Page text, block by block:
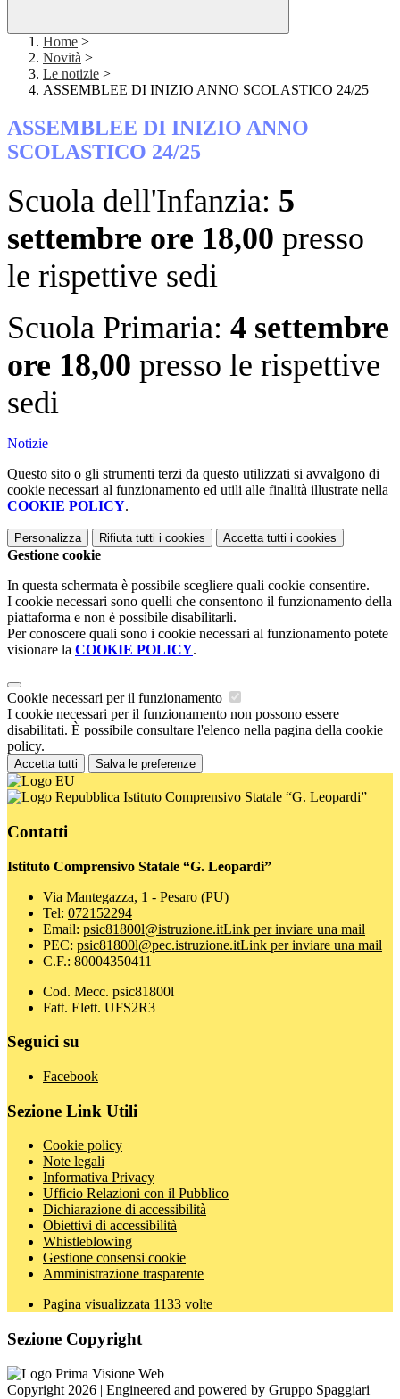
Home >
Novità >
Le notizie >
ASSEMBLEE DI INIZIO ANNO SCOLASTICO 24/25
ASSEMBLEE DI INIZIO ANNO
SCOLASTICO 24/25
Scuola dell'Infanzia: 5
settembre ore 18,00 presso
le rispettive sedi
Scuola Primaria: 4 settembre
ore 18,00 presso le rispettive
sedi
Notizie
Questo sito o gli strumenti terzi da questo utilizzati si avvalgono di
cookie necessari al funzionamento ed utili alle finalità illustrate nella
COOKIE POLICY.
Personalizza Rifiuta tutti i cookies Accetta tutti i cookies
Gestione cookie
In questa schermata è possibile scegliere quali cookie consentire.
I cookie necessari sono quelli che consentono il funzionamento della
piattaforma e non è possibile disabilitarli.
Per conoscere quali sono i cookie necessari al funzionamento potete
visionare la COOKIE POLICY.
Cookie necessari per il funzionamento
I cookie necessari per il funzionamento non possono essere
disabilitati. È possibile consultare l'elenco nella pagina della cookie
policy.
Accetta tutti Salva le preferenze
Istituto Comprensivo Statale “G. Leopardi”
Contatti
Istituto Comprensivo Statale “G. Leopardi”
Via Mantegazza, 1 - Pesaro (PU)
Tel: 072152294
Email: psic81800l@istruzione.itLink per inviare una mail
PEC: psic81800l@pec.istruzione.itLink per inviare una mail
C.F.: 80004350411
Cod. Mecc. psic81800l
Fatt. Elett. UFS2R3
Seguici su
Facebook
Sezione Link Utili
Cookie policy
Note legali
Informativa Privacy
Ufficio Relazioni con il Pubblico
Dichiarazione di accessibilità
Obiettivi di accessibilità
Whistleblowing
Gestione consensi cookie
Amministrazione trasparente
Pagina visualizzata 1133 volte
Sezione Copyright
Copyright 2026 | Engineered and powered by Gruppo Spaggiari